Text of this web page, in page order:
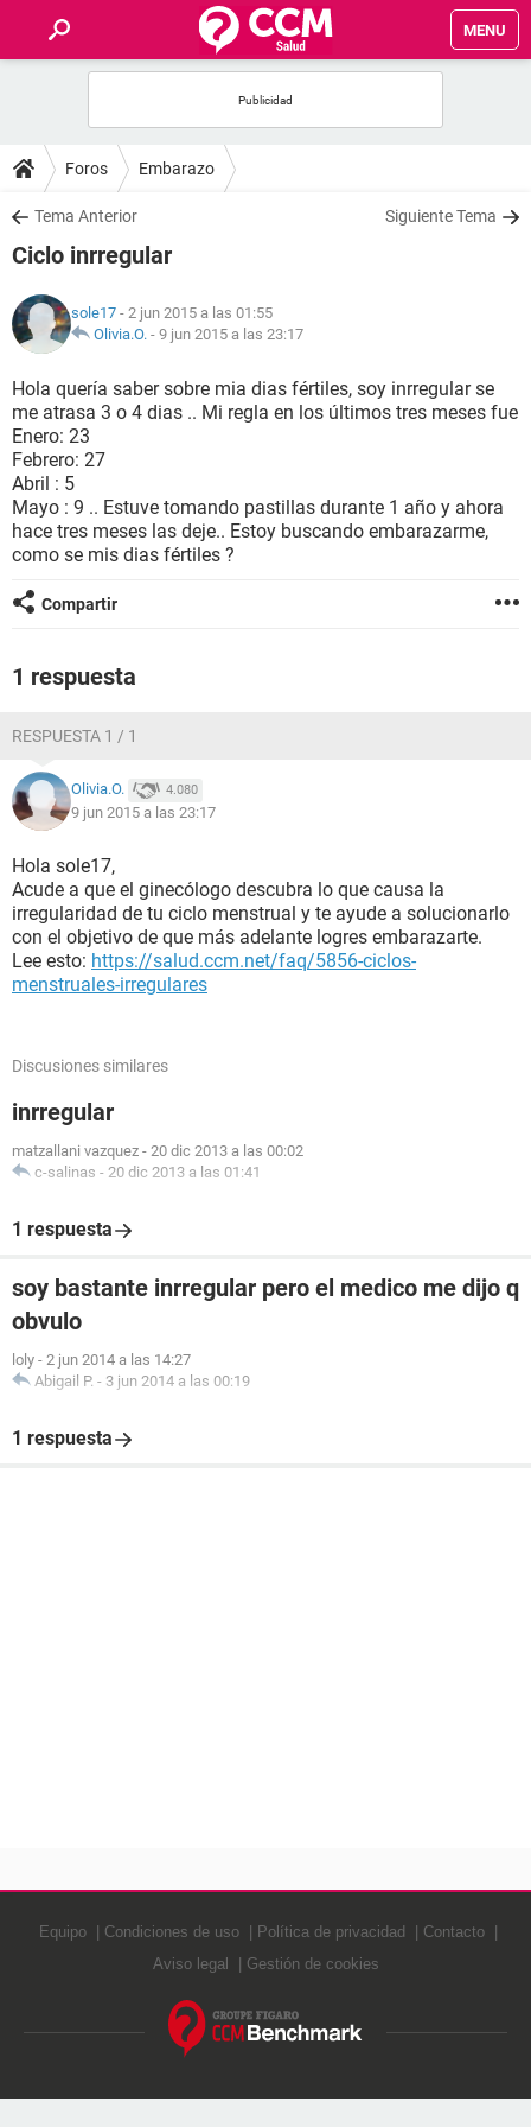
MENU
FOROS
SALUD
NUTRICIÓN
BIENESTAR
SEXUALIDAD
GLOSARIO
Foros Embarazo
Tema Anterior Siguiente Tema
Ciclo inrregular
sole17 - 2 jun 2015 a las 01:55
Olivia.O. - 9 jun 2015 a las 23:17
Hola quería saber sobre mia dias fértiles, soy inrregular se
me atrasa 3 o 4 dias .. Mi regla en los últimos tres meses fue
Enero: 23
Febrero: 27
Abril : 5
Mayo : 9 .. Estuve tomando pastillas durante 1 año y ahora
hace tres meses las deje.. Estoy buscando embarazarme,
como se mis dias fértiles ?
Compartir
1 respuesta
RESPUESTA 1 / 1
Olivia.O. 4.080
9 jun 2015 a las 23:17
Hola sole17,
Acude a que el ginecólogo descubra lo que causa la
irregularidad de tu ciclo menstrual y te ayude a solucionarlo
con el objetivo de que más adelante logres embarazarte.
Lee esto: https://salud.ccm.net/faq/5856-ciclos-
menstruales-irregulares
Discusiones similares
inrregular
matzallani vazquez - 20 dic 2013 a las 00:02
c-salinas - 20 dic 2013 a las 01:41
1 respuesta
soy bastante inrregular pero el medico me dijo q
obvulo
loly - 2 jun 2014 a las 14:27
Abigail P. - 3 jun 2014 a las 00:19
1 respuesta
Equipo Condiciones de uso Política de privacidad
Contacto
Aviso legal
Gestión de cookies